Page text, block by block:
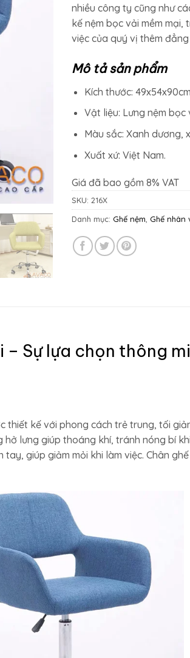
nhiều công ty cũng như
kế nệm bọc vải mềm
việc của quý vị thêm
Mô tả sản phẩm
Kích thước:
Vật liệu: Lưng nệm
Màu sắc: Xanh dương,
Xuất xứ: Việt Nam.
Giá đã bao gồm 8% VAT
SKU: 216X
Danh mục: Ghế nệm, Ghế nhân
Sự lựa chọn thông
thiết kế với phong cách trẻ trung, tối
lưng giúp thoáng khí, tránh nóng bí
giúp giảm mỏi khi làm việc. Chân